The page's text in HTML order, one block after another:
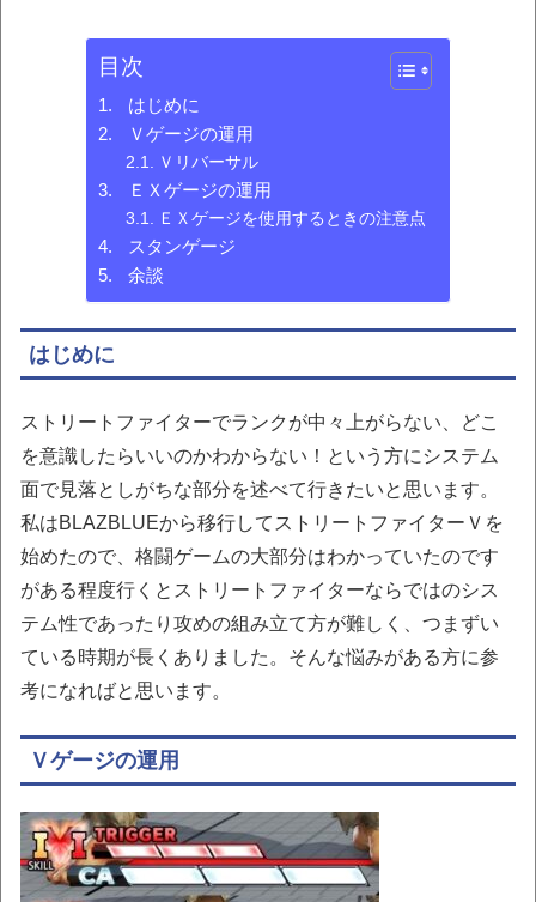
目次
はじめに
Ｖゲージの運用
Ｖリバーサル
ＥＸゲージの運用
ＥＸゲージを使用するときの注意点
スタンゲージ
余談
はじめに
ストリートファイターでランクが中々上がらない、どこ
を意識したらいいのかわからない！という方にシステム
面で見落としがちな部分を述べて行きたいと思います。
私はBLAZBLUEから移行してストリートファイターＶを
始めたので、格闘ゲームの大部分はわかっていたのです
がある程度行くとストリートファイターならではのシス
テム性であったり攻めの組み立て方が難しく、つまずい
ている時期が長くありました。そんな悩みがある方に参
考になればと思います。
Ｖゲージの運用